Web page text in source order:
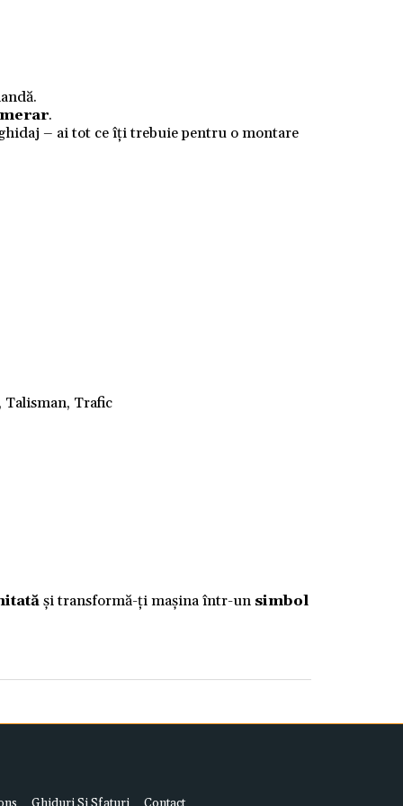
.
– ai tot ce îți trebuie pentru o montare
Talisman, Trafic
și transformă-ți mașina într-un simbol